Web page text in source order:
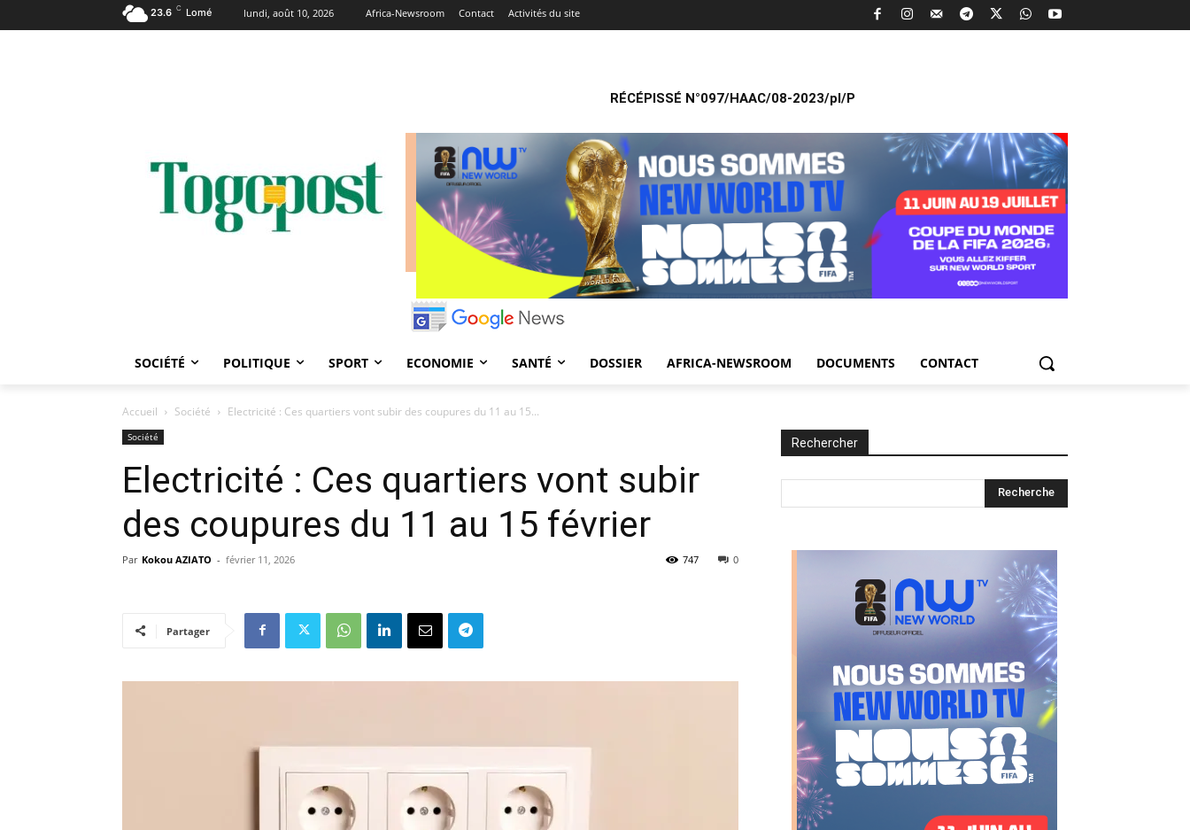
23.6 C Lomé lundi, août 10, 2026 Africa-Newsroom Contact Activités du site
RÉCÉPISSÉ N°097/HAAC/08-2023/pl/P
SOCIÉTÉ POLITIQUE SPORT ECONOMIE SANTÉ DOSSIER AFRICA-NEWSROOM DOCUMENTS CONTACT
Accueil Société Electricité : Ces quartiers vont subir des coupures du 11 au 15...
Société
Electricité : Ces quartiers vont subir
des coupures du 11 au 15 février
Par Kokou AZIATO - février 11, 2026 0
747
Partager
Rechercher